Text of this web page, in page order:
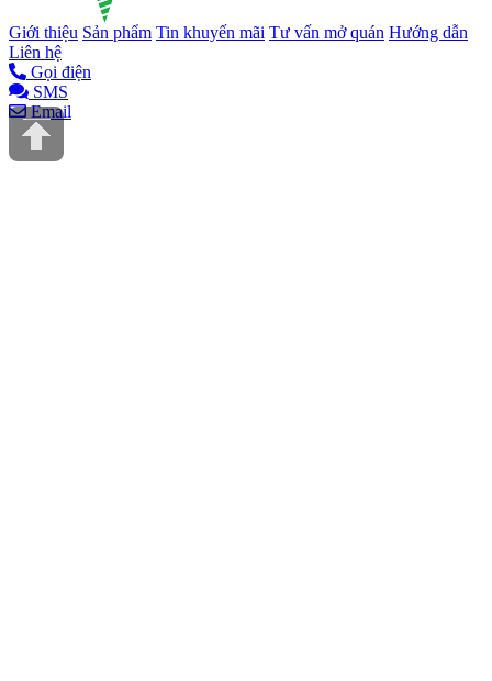
Giới thiệu Sản phẩm Tin khuyến mãi Tư vấn mở quán Hướng dẫn
Liên hệ
Gọi điện
SMS
Email